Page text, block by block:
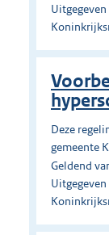
Deze
gemeente
Geldend